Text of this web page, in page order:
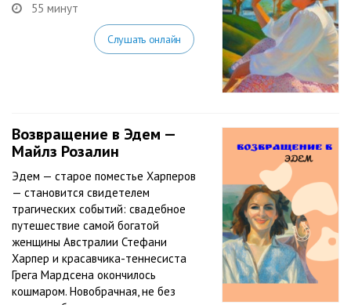
55 минут
Слушать онлайн
Возвращение в Эдем —
Майлз Розалин
Эдем — старое поместье Харперов
— становится свидетелем
трагических событий: свадебное
путешествие самой богатой
женщины Австралии Стефани
Харпер и красавчика-теннесиста
Грега Мардсена окончилось
кошмаром. Новобрачная, не без